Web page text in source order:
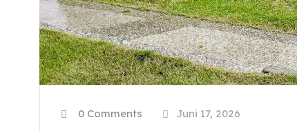
0 Comments Juni 17, 2026